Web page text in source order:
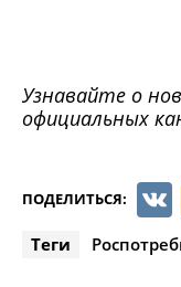
Узнавайте о
официальных
ПОДЕЛИТЬСЯ:
Теги